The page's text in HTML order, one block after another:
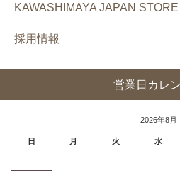
KAWASHIMAYA JAPAN STORE
採用情報
営業日カレ
2026年8月
日 月 火 水